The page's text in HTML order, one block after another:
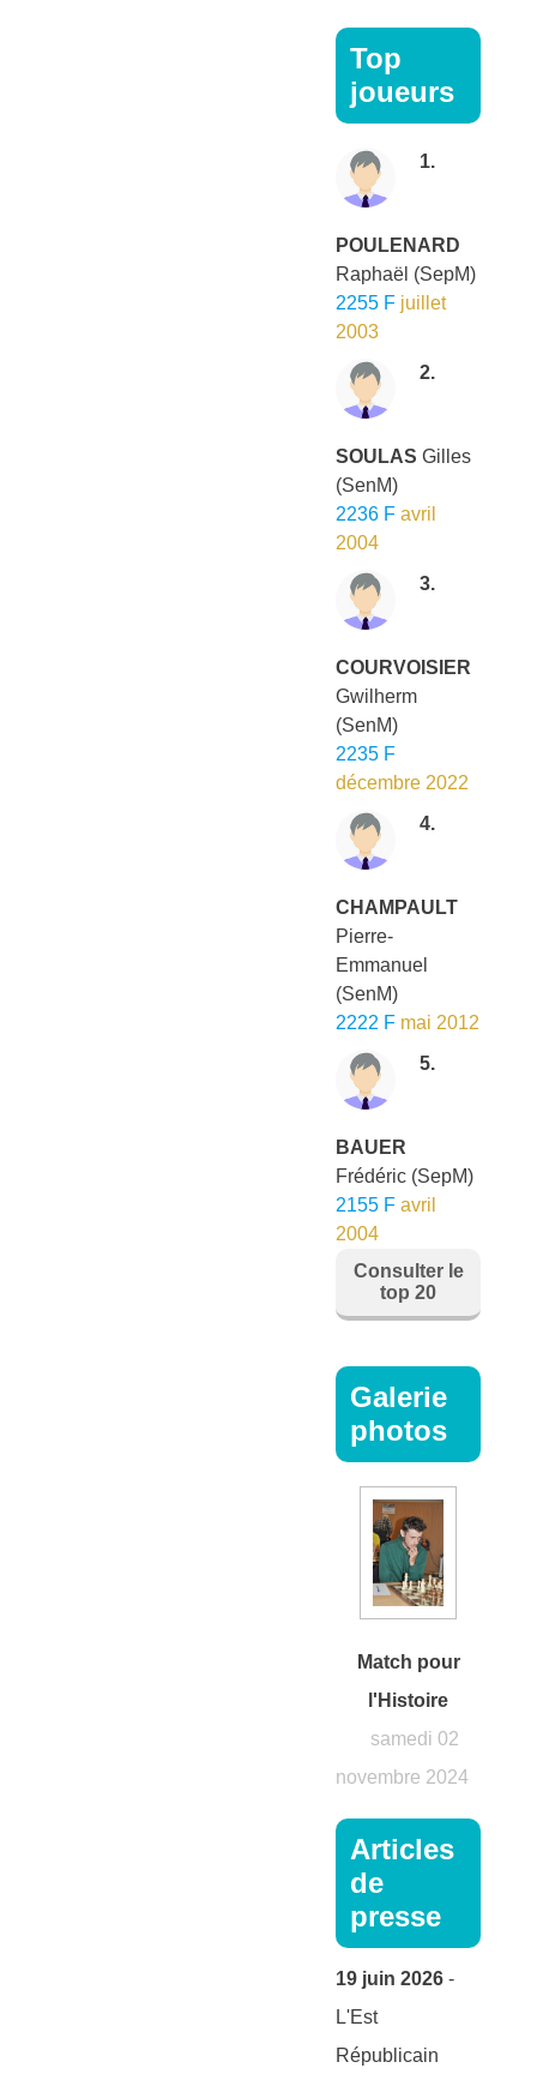
Top
joueurs
1.
POULENARD
Raphaël (SepM)
2255 F juillet
2003
2.
SOULAS Gilles
(SenM)
2236 F avril
2004
3.
COURVOISIER
Gwilherm
(SenM)
2235 F
décembre 2022
4.
CHAMPAULT
Pierre-
Emmanuel
(SenM)
2222 F mai 2012
5.
BAUER
Frédéric (SepM)
2155 F avril
2004
Consulter le
top 20
Galerie
photos
Match pour
l'Histoire
samedi 02
novembre 2024
Articles
de
presse
19 juin 2026 -
L'Est
Républicain